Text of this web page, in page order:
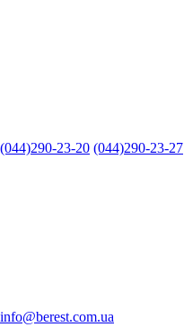
(044)290-23-20 (044)290-23-27
info@berest.com.ua